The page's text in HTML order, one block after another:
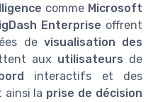
comme Microsoft
Enterprise offrent
de visualisation des
aux utilisateurs de
interactifs et des
la prise de décision